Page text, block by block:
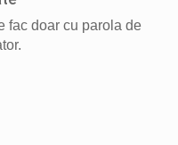
fac doar cu parola de